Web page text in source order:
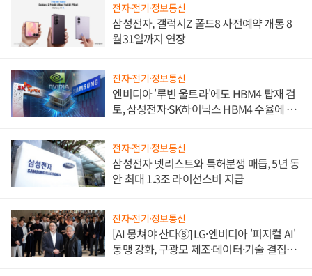
전자·전기·정보통신
삼성전자, 갤럭시Z 폴드8 사전예약 개통 8
월31일까지 연장
전자·전기·정보통신
엔비디아 '루빈 울트라'에도 HBM4 탑재 검
토, 삼성전자·SK하이닉스 HBM4 수율에 주
전자·전기·정보통신
삼성전자 넷리스트와 특허분쟁 매듭, 5년 동
안 최대 1.3조 라이선스비 지급
전자·전기·정보통신
[AI 뭉쳐야 산다⑧] LG·엔비디아 '피지컬 AI'
동맹 강화, 구광모 제조·데이터·기술 결집